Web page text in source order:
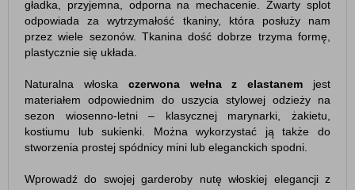
gładka, przyjemna, odporna na mechacenie. Zwarty splot
odpowiada za wytrzymałość tkaniny, która posłuży nam
przez wiele sezonów. Tkanina dość dobrze trzyma formę,
plastycznie się układa.
Naturalna włoska czerwona wełna z elastanem jest
materiałem odpowiednim do uszycia stylowej odzieży na
sezon wiosenno-letni – klasycznej marynarki, żakietu,
kostiumu lub sukienki. Można wykorzystać ją także do
stworzenia prostej spódnicy mini lub eleganckich spodni.
Wprowadź do swojej garderoby nutę włoskiej elegancji z